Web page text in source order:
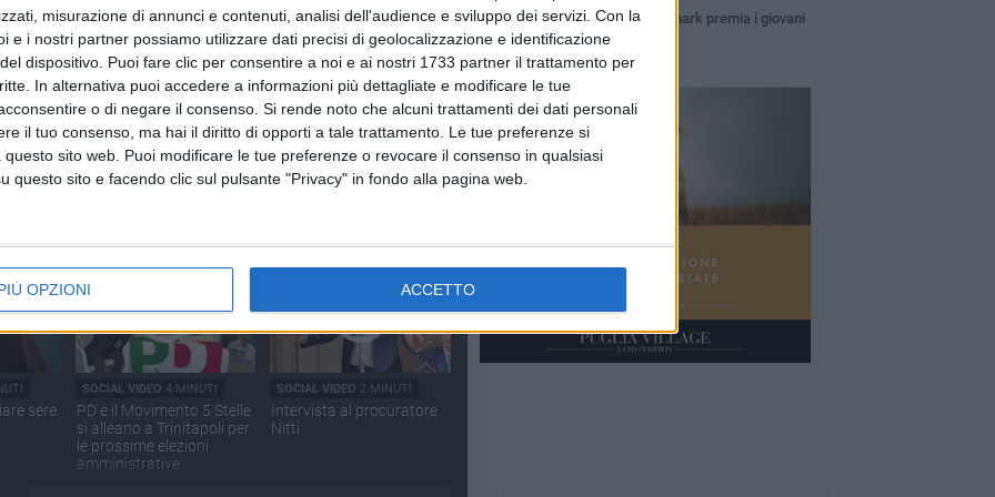
misurazione di annunci e contenuti, analisi dell'audience e sviluppo dei servizi. Con la
e i nostri partner possiamo utilizzare dati precisi di geolocalizzazione e identificazione
dispositivo. Puoi fare clic per consentire a noi e ai nostri 1733 partner il trattamento per
In alternativa puoi accedere a informazioni più dettagliate e modificare le tue
o di negare il consenso. Si rende noto che alcuni trattamenti dei dati personali
il tuo consenso, ma hai il diritto di opporti a tale trattamento. Le tue preferenze si
sito web. Puoi modificare le tue preferenze o revocare il consenso in qualsiasi
questo sito e facendo clic sul pulsante "Privacy" in fondo alla pagina web.
OPZIONI ACCETTO
SOCIAL VIDEO 3 MINUTI
Lo spettacolo "Il Medico
dei pazzi"
SOCIAL VIDEO 6 MINUTI
Francesco Di Feo
aderisce alla Lega
sere
SOCIAL VIDEO 4 MINUTI
PD e il Movimento 5 Stelle
si alleano a Trinitapoli per
le prossime elezioni
amministrative
SOCIAL VIDEO 2 MINUTI
Intervista al procuratore
Nitti
La Fondazione Megamark premia i giovani
talenti